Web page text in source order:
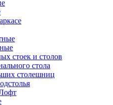
стоек и столов
стола
столешниц